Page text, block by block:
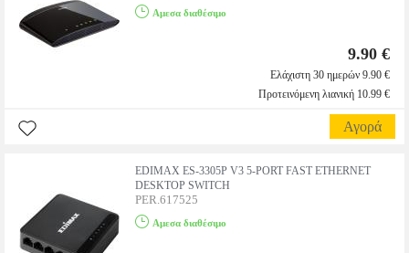
Αμεσα διαθέσιμο
9.90 €
Ελάχιστη 30 ημερών 9.90 €
Προτεινόμενη λιανική 10.99 €
Αγορά
EDIMAX ES-3305P V3 5-PORT FAST ETHERNET
DESKTOP SWITCH
PER.617525
Αμεσα διαθέσιμο